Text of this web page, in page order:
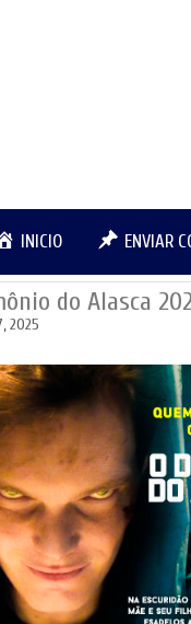
INICIO ENVIAR
do Alasca
2025